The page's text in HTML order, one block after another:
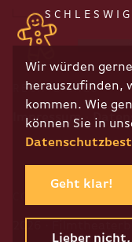
Wir würden
herauszufinden,
kommen. Wie
können Sie in
Geht klar!
Lieber
RECHTLICHES
Impressum